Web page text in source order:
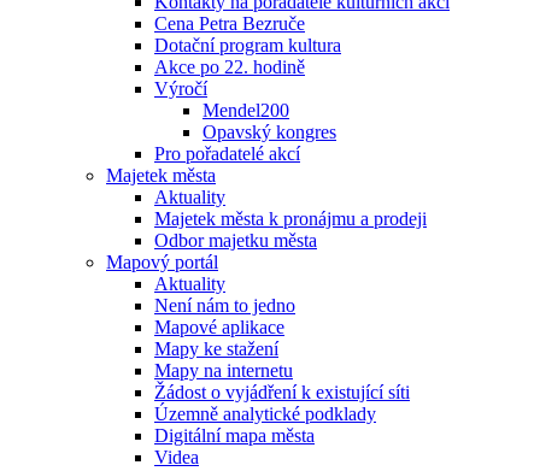
Cena Petra Bezruče
Dotační program kultura
Akce po 22. hodině
Výročí
Mendel200
Opavský kongres
Pro pořadatelé akcí
Majetek města
Aktuality
Majetek města k pronájmu a prodeji
Odbor majetku města
Mapový portál
Aktuality
Není nám to jedno
Mapové aplikace
Mapy ke stažení
Mapy na internetu
Žádost o vyjádření k existující síti
Územně analytické podklady
Digitální mapa města
Videa